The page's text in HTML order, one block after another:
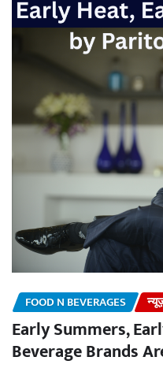
FOOD N BEVERAGES
Early Summers,
Beverage Brands